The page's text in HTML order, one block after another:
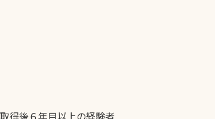
得後６年目以上の経験者